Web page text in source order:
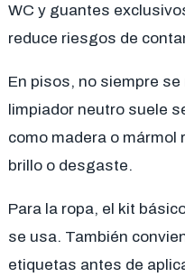
WC y guantes
reduce riesgos de
En pisos, no siempre
limpiador neutro suele
como madera o
brillo o desgaste.
Para la ropa, el kit
se usa. También
etiquetas antes de